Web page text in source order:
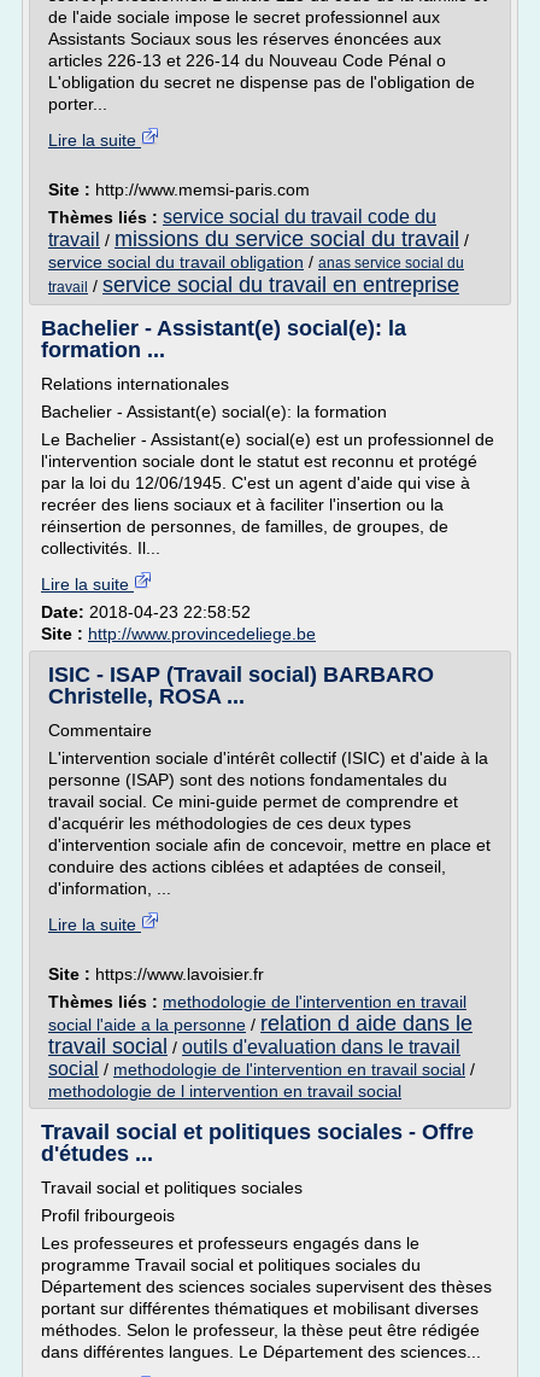
de l'aide sociale impose le secret professionnel aux
Assistants Sociaux sous les réserves énoncées aux
articles 226-13 et 226-14 du Nouveau Code Pénal o
L'obligation du secret ne dispense pas de l'obligation de
porter...
Lire la suite
Site : http://www.memsi-paris.com
Thèmes liés : service social du travail code du
travail / missions du service social du travail /
service social du travail obligation / anas service social du
travail / service social du travail en entreprise
Bachelier - Assistant(e) social(e): la
formation ...
Relations internationales
Bachelier - Assistant(e) social(e): la formation
Le Bachelier - Assistant(e) social(e) est un professionnel de
l'intervention sociale dont le statut est reconnu et protégé
par la loi du 12/06/1945. C'est un agent d'aide qui vise à
recréer des liens sociaux et à faciliter l'insertion ou la
réinsertion de personnes, de familles, de groupes, de
collectivités. Il...
Lire la suite
Date: 2018-04-23 22:58:52
Site : http://www.provincedeliege.be
ISIC - ISAP (Travail social) BARBARO
Christelle, ROSA ...
Commentaire
L'intervention sociale d'intérêt collectif (ISIC) et d'aide à la
personne (ISAP) sont des notions fondamentales du
travail social. Ce mini-guide permet de comprendre et
d'acquérir les méthodologies de ces deux types
d'intervention sociale afin de concevoir, mettre en place et
conduire des actions ciblées et adaptées de conseil,
d'information, ...
Lire la suite
Site : https://www.lavoisier.fr
Thèmes liés : methodologie de l'intervention en travail
social l'aide a la personne / relation d aide dans le
travail social / outils d'evaluation dans le travail
social / methodologie de l'intervention en travail social /
methodologie de l intervention en travail social
Travail social et politiques sociales - Offre
d'études ...
Travail social et politiques sociales
Profil fribourgeois
Les professeures et professeurs engagés dans le
programme Travail social et politiques sociales du
Département des sciences sociales supervisent des thèses
portant sur différentes thématiques et mobilisant diverses
méthodes. Selon le professeur, la thèse peut être rédigée
dans différentes langues. Le Département des sciences...